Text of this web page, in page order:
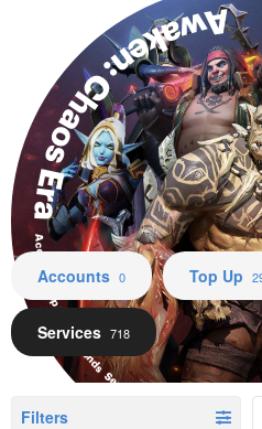
Awaken: Chaos Era
Accounts Top Up Diamonds Services
Accounts 0 Top Up
Services 718
Filters